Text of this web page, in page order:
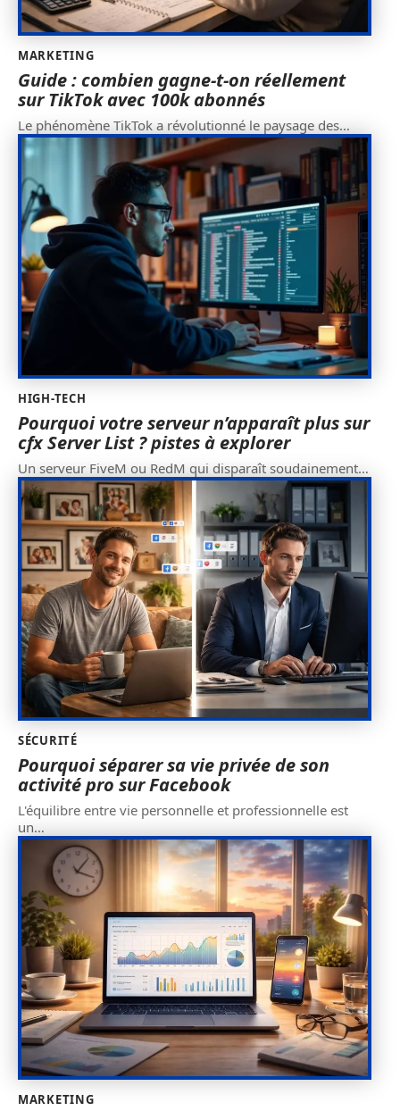
MARKETING
Guide : combien gagne-t-on réellement
sur TikTok avec 100k abonnés
Le phénomène TikTok a révolutionné le paysage des…
HIGH-TECH
Pourquoi votre serveur n’apparaît plus sur
cfx Server List ? pistes à explorer
Un serveur FiveM ou RedM qui disparaît soudainement…
SÉCURITÉ
Pourquoi séparer sa vie privée de son
activité pro sur Facebook
L'équilibre entre vie personnelle et professionnelle est
un…
MARKETING